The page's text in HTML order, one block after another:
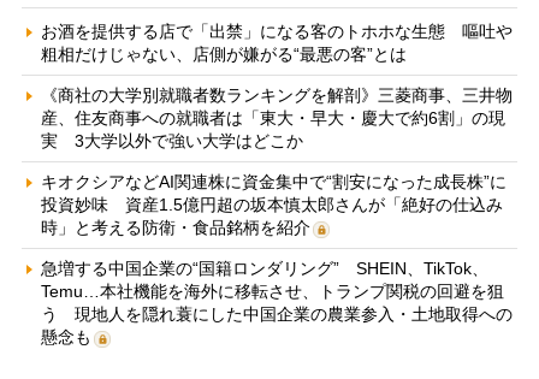
お酒を提供する店で「出禁」になる客のトホホな生態 嘔吐や
粗相だけじゃない、店側が嫌がる“最悪の客”とは
《商社の大学別就職者数ランキングを解剖》三菱商事、三井物
産、住友商事への就職者は「東大・早大・慶大で約6割」の現
実 3大学以外で強い大学はどこか
キオクシアなどAI関連株に資金集中で“割安になった成長株”に
投資妙味 資産1.5億円超の坂本慎太郎さんが「絶好の仕込み
時」と考える防衛・食品銘柄を紹介
急増する中国企業の“国籍ロンダリング” SHEIN、TikTok、
Temu…本社機能を海外に移転させ、トランプ関税の回避を狙
う 現地人を隠れ蓑にした中国企業の農業参入・土地取得への
懸念も